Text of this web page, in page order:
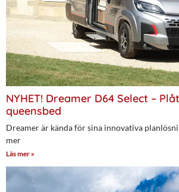
NYHET! Dreamer D64 Select –
queensbed
Dreamer är kända för sina innovativa
mer
Läs mer »